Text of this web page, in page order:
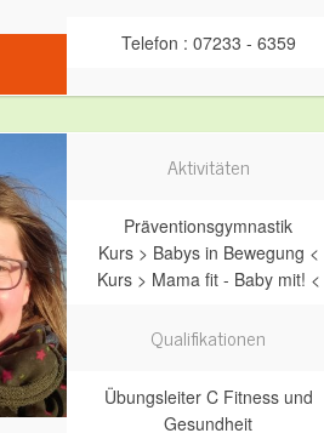
Telefon : 07233 - 6359
Aktivitäten
Präventionsgymnastik
Kurs > Babys in Bewegung <
Kurs > Mama fit - Baby mit! <
Qualifikationen
Übungsleiter C Fitness und
Gesundheit